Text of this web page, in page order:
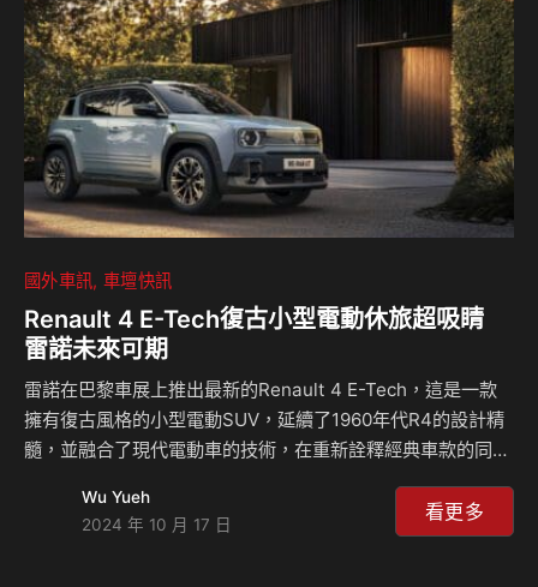
下Ford純電車款在台落地的里程碑。 Ford以堪稱品牌企業史
上最大規模的變革積極佈局，預計在2026年前…
國外車訊 車壇快訊
Renault 4 E-Tech復古小型電動休旅超吸睛
雷諾未來可期
雷諾在巴黎車展上推出最新的Renault 4 E-Tech，這是一款
擁有復古風格的小型電動SUV，延續了1960年代R4的設計精
髓，並融合了現代電動車的技術，在重新詮釋經典車款的同
Tech共享約68%的零配件，但整體車身更大，更加適合家庭
使用。 Renault 4 E-Tech 延續了2022年4EVER Trophy概念
Wu Yueh
2024 年 10 月 17 日
看更多